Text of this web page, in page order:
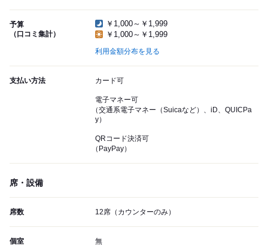
予算
（口コミ集計）
￥1,000～￥1,999
￥1,000～￥1,999
利用金額分布を見る
支払い方法 カード可
電子マネー可
（交通系電子マネー（Suicaなど）、iD、QUICPa
y）
QRコード決済可
（PayPay）
席・設備
席数 12席（カウンターのみ）
個室 無